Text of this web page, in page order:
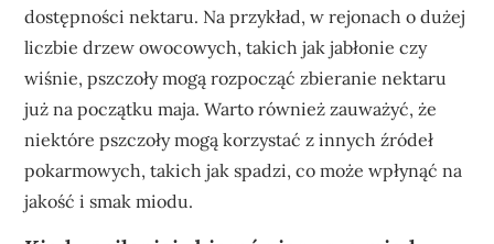
dostępności nektaru. Na przykład, w rejonach o dużej
liczbie drzew owocowych, takich jak jabłonie czy
wiśnie, pszczoły mogą rozpocząć zbieranie nektaru
już na początku maja. Warto również zauważyć, że
niektóre pszczoły mogą korzystać z innych źródeł
pokarmowych, takich jak spadzi, co może wpłynąć na
jakość i smak miodu.